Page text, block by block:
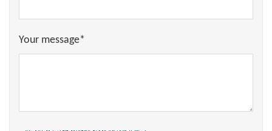
Your message*